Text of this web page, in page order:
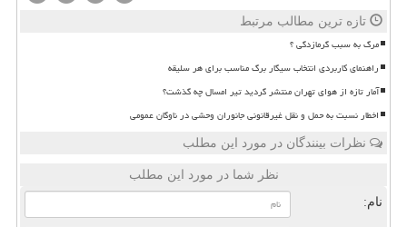
تازه ترین مطالب مرتبط
مرگ به سبب گرمازدگی ؟
راهنمای کاربردی انتخاب سیگار برگ مناسب برای هر سلیقه
آمار تازه از هوای تهران منتشر گردید تیر امسال چه گذشت؟
اخطار نسبت به حمل و نقل غیرقانونی جانوران وحشی در ناوگان عمومی
نظرات بینندگان در مورد این مطلب
نظر شما در مورد این مطلب
نام: